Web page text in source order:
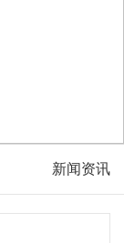
新闻资讯